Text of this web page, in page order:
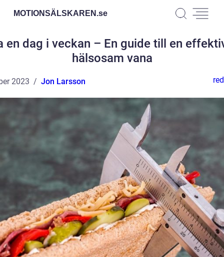
MOTIONSÄLSKAREN.se
en dag i veckan – En guide till en
hälsosam vana
2023 Jon Larsson